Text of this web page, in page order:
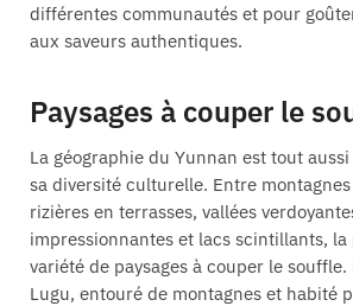
différentes communautés et pour
aux saveurs authentiques.
Paysages à couper le
La géographie du Yunnan est tout
sa diversité culturelle. Entre montagnes
rizières en terrasses, vallées
impressionnantes et lacs scintillants,
variété de paysages à couper le
Lugu, entouré de montagnes et habité